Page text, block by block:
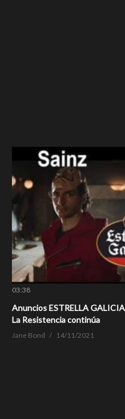
03:38
Anuncios ESTRELLA
La Resistencia continúa
Jane Bond 14/11/2021